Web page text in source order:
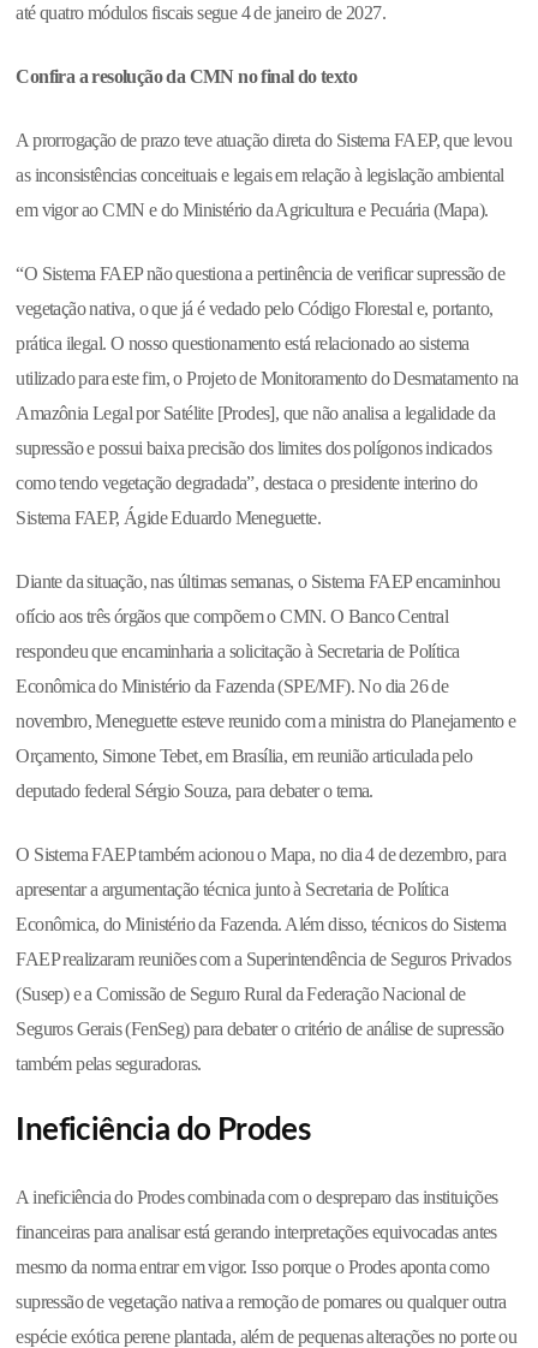
até quatro módulos fiscais segue 4 de janeiro de 2027.
Confira a resolução da CMN no final do texto
A prorrogação de prazo teve atuação direta do Sistema FAEP, que levou
as inconsistências conceituais e legais em relação à legislação ambiental
em vigor ao CMN e do Ministério da Agricultura e Pecuária (Mapa).
“O Sistema FAEP não questiona a pertinência de verificar supressão de
vegetação nativa, o que já é vedado pelo Código Florestal e, portanto,
prática ilegal. O nosso questionamento está relacionado ao sistema
utilizado para este fim, o Projeto de Monitoramento do Desmatamento na
Amazônia Legal por Satélite [Prodes], que não analisa a legalidade da
supressão e possui baixa precisão dos limites dos polígonos indicados
como tendo vegetação degradada”, destaca o presidente interino do
Sistema FAEP, Ágide Eduardo Meneguette.
Diante da situação, nas últimas semanas, o Sistema FAEP encaminhou
ofício aos três órgãos que compõem o CMN. O Banco Central
respondeu que encaminharia a solicitação à Secretaria de Política
Econômica do Ministério da Fazenda (SPE/MF). No dia 26 de
novembro, Meneguette esteve reunido com a ministra do Planejamento e
Orçamento, Simone Tebet, em Brasília, em reunião articulada pelo
deputado federal Sérgio Souza, para debater o tema.
O Sistema FAEP também acionou o Mapa, no dia 4 de dezembro, para
apresentar a argumentação técnica junto à Secretaria de Política
Econômica, do Ministério da Fazenda. Além disso, técnicos do Sistema
FAEP realizaram reuniões com a Superintendência de Seguros Privados
(Susep) e a Comissão de Seguro Rural da Federação Nacional de
Seguros Gerais (FenSeg) para debater o critério de análise de supressão
também pelas seguradoras.
Ineficiência do Prodes
A ineficiência do Prodes combinada com o despreparo das instituições
financeiras para analisar está gerando interpretações equivocadas antes
mesmo da norma entrar em vigor. Isso porque o Prodes aponta como
supressão de vegetação nativa a remoção de pomares ou qualquer outra
espécie exótica perene plantada, além de pequenas alterações no porte ou